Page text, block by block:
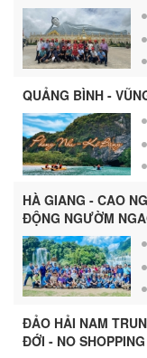
QUẢNG BÌNH -
HÀ GIANG - CAO
ĐỘNG NGƯỜM
ĐẢO HẢI NAM
ĐỚI - NO SHOPPING